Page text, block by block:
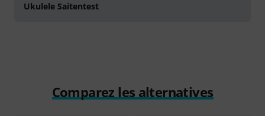
Ukulele Saitentest
Comparez les alternatives